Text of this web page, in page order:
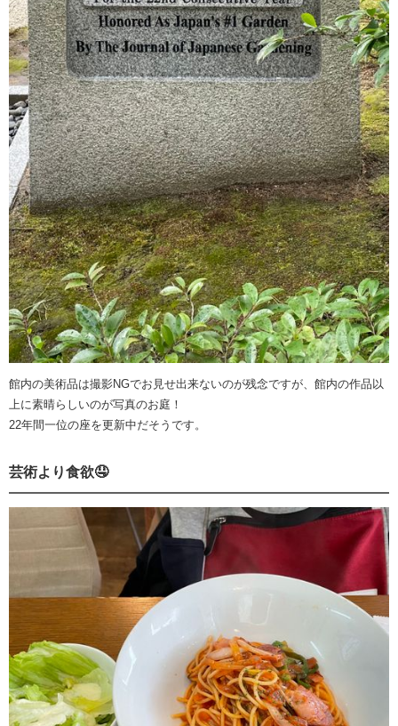
館内の美術品は撮影NGでお見せ出来ないのが残念ですが、館内の作品以
上に素晴らしいのが写真のお庭！
22年間一位の座を更新中だそうです。
芸術より食欲🤤